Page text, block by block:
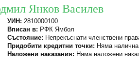
Янков Василев
УИН: 2810000100
Вписан в: РФК Ямбол
Състояние: Непрекъснати членствени
Придобити кредитни точки: Няма
Наложени наказания: Няма наложени